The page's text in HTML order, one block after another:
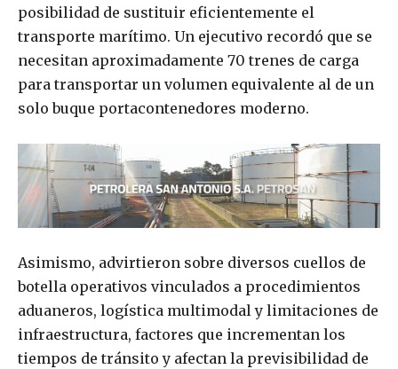
posibilidad de sustituir eficientemente el
transporte marítimo. Un ejecutivo recordó que se
necesitan aproximadamente 70 trenes de carga
para transportar un volumen equivalente al de un
solo buque portacontenedores moderno.
Asimismo, advirtieron sobre diversos cuellos de
botella operativos vinculados a procedimientos
aduaneros, logística multimodal y limitaciones de
infraestructura, factores que incrementan los
tiempos de tránsito y afectan la previsibilidad de